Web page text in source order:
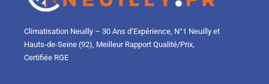
Climatisation Neuilly – 30 Ans d’Expérience, N°1 Neuilly et
Hauts-de-Seine (92), Meilleur Rapport Qualité/Prix,
Certifiée RGE